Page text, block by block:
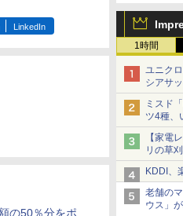
1時間
ユニク
シアサ
ショー
ミスド
ツ4種、
【家電
リの草
KDDI、
老舗の
ウス」
LinkedIn
の50％分をポ